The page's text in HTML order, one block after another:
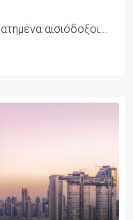
αισιόδοξοι...